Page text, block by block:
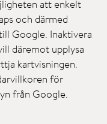
att enkelt
och därmed
Google. Inaktivera
däremot upplysa
kartvisningen.
för
från Google.